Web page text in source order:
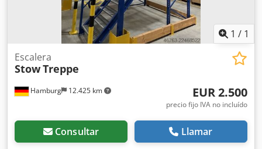
1 / 1
Hamburg 12.425 km
Escalera
StowTreppe
EUR 2.500
precio fijo IVA no incluído
Consultar Llamar